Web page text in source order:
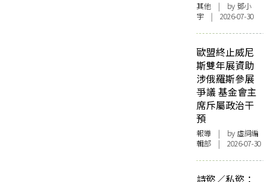
其他 | by 鄧小
宇 | 2026-07-30
歐盟終止威尼
斯雙年展資助
涉俄羅斯參展
爭議 基金會主
席斥屬政治干
預
報導 | by 虛詞編
輯部 | 2026-07-30